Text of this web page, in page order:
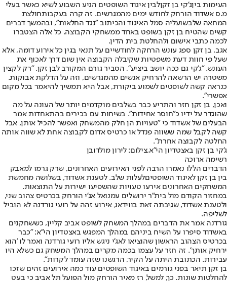
העימות ביןג'קי בן זקןלבין איגוד השופטים הגיע השבוע לשיא כאשר בעלי
מ.ס אשדוד הורחק לחודש ימים מהמגרשים. זה קרה בעקבותחולצת
המחאה שלבשועליה סמל האיגוד והכיתוב "נגד החלאות", ובהמשך דברים
קשים שהטיח בן זקן בשופט באחד ממשחקי הקבוצה. כל אלה הצטברו
לכמה כתבי אישום ולהחלטת בית הדין.
אגב, בן זקן ספג עונש הרחקה לחודשיים על תנאי בגין כל אירוע דומה, אלא
שעל פי חוות דעת משפטיות שקיבלה הקבוצה אין שום דרך לאכוף את
העונש. "ג'קי גם ככה יושב ביציע", הסביר גורם המקורב לבן זקן. "רק לקצין
משטרה יש הרשאה להרחיק אנשים מהמגרשים, וזה על הדלקת אבוקות.
כנראה קשה לשופטים לשמוע ביקורת, אבל היא תמשיך להיאמר בכל מקום
אפשרי".
ואכן, בן זקן חזר והתריע כבר בשלבים מוקדמים יותר של העונה על מה
שהוגדר על ידיו כ"חוסר אחידות". בשיחות עם בכירים בהתאחדות אמר
הבעלים של אשדוד כי "טעויות הן חלק מהמשחק ואפשר להכיל אותן, אבל
קשה לקבל שמה ששווה פנדל או כרטיס אדום לקבוצה אחת לא שווה אותה
החלטה לקבוצה אחרת".
ג'קי בן זקן באצטדיון הי"א,צילום: לירון מולדובן
רשימה ארוכה
הדברים הללו נאמרו הרבה לפני האירועים האחרונים, שרק גרמו למאבק
בין בן זקן לאיגוד השופטיםלעלות שלב. לטענת אשדוד, בשלושה מחמשת
המשחקים האחרונים אירעו טעויות שהשפיעו ישירות על התוצאות.
במחזור הקודם מול בית"ר ירושלים עמנואל אג'י הורחק בכרטיס צהוב שני,
ולטענת אשדוד, שגיבתה זאת בווידאו, אירוע זהה על רועי גורדנה לא הוביל
לשליפה.
גורדנה אמר את הדברים במהלך המשחק לשופט אביב קליין, כששחקנים
באשדוד סיפרו על השיח ביניהם במהלך המפגש באצטדיון הי"א: "כבר
בכרטיס הצהוב הראשון שהוציאו לאג'י ניגש אליו רועי גורדנה ואמר לו 'הוא
ירחיק אותך'. זה חזר על עצמו בכמה מקרים במהלך המשחק גם כשלא היו
עבירות. הכתובת היתה על הקיר, הרגשנו שזה עומד לקרות".
בן זקן תיאר בפני גורמים באיגוד השופטים עוד כמה אירועים זהים שזכו
להחלטות שונות. כך, למשל, רז מאיר הורחק מול הפועל תל אביב כי בעט